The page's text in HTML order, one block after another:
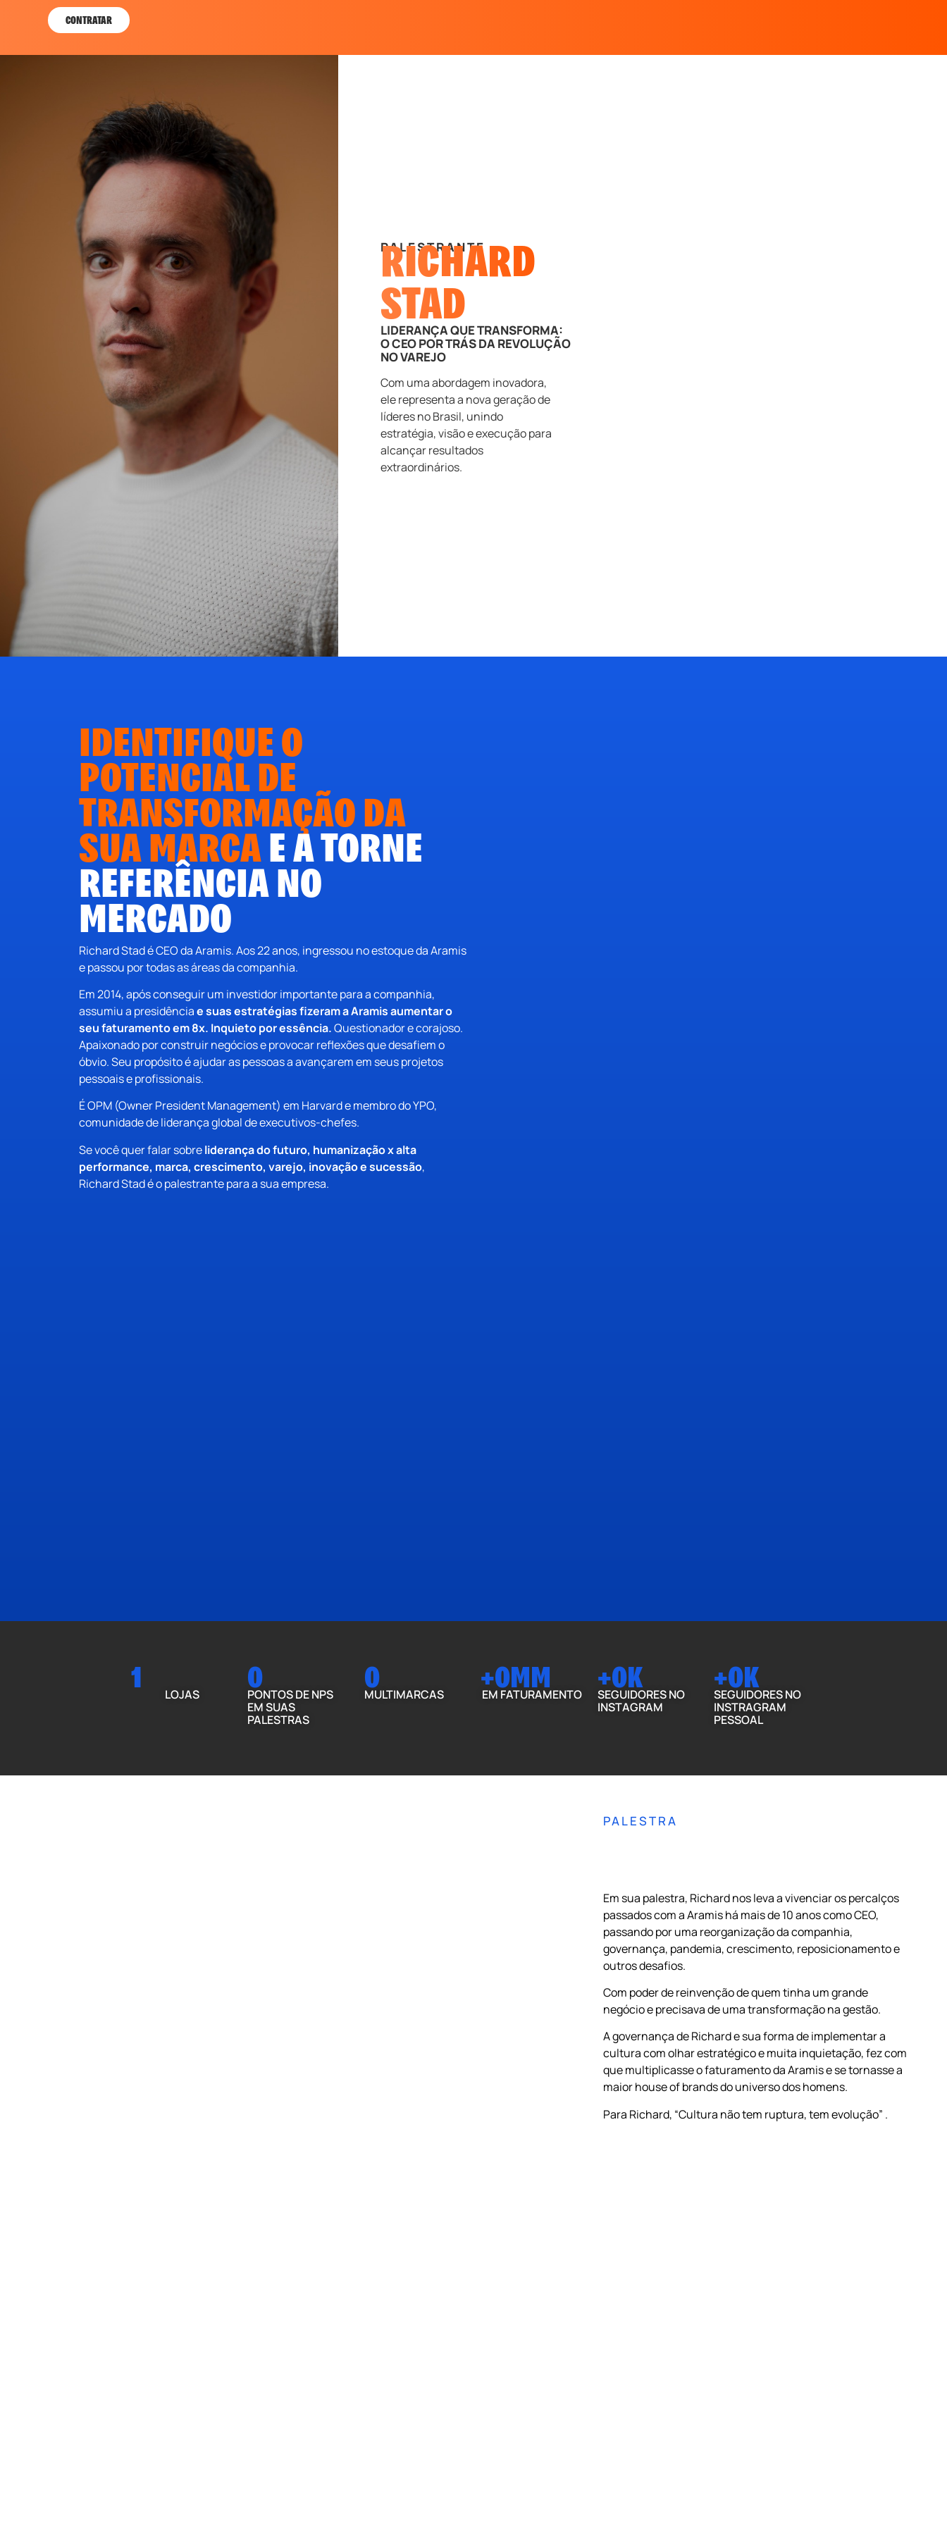
CONTRATAR
PALESTRANTE
RICHARD
STAD
LIDERANÇA QUE TRANSFORMA:
O CEO POR TRÁS DA REVOLUÇÃO
NO VAREJO
Com uma abordagem inovadora,
ele representa a nova geração de
líderes no Brasil, unindo
estratégia, visão e execução para
alcançar resultados
extraordinários.
IDENTIFIQUE O
POTENCIAL DE
TRANSFORMAÇÃO DA
SUA MARCAE A TORNE
REFERÊNCIA NO
MERCADO
Richard Stad é CEO da Aramis. Aos 22 anos, ingressou no estoque da Aramis
e passou por todas as áreas da companhia.
Em 2014, após conseguir um investidor importante para a companhia,
assumiu a presidênciae suas estratégias fizeram a Aramis aumentar o
seu faturamento em 8x. Inquieto por essência.Questionador e corajoso.
Apaixonado por construir negócios e provocar reflexões que desafiem o
óbvio. Seu propósito é ajudar as pessoas a avançarem em seus projetos
pessoais e profissionais.
ÉOPM (Owner President Management) em Harvard e membro do YPO,
comunidade de liderança global de executivos-chefes.
Se você quer falar sobreliderança do futuro, humanização x alta
performance, marca, crescimento, varejo, inovação e sucessão,
Richard Stad é o palestrante para a sua empresa.
LOJAS
1
PONTOS DE NPS
EM SUAS
PALESTRAS
0 MULTIMARCAS
0 EM FATURAMENTO
+0MM
SEGUIDORES NO
INSTAGRAM
+0K
SEGUIDORES NO
INSTRAGRAM
PESSOAL
+0K
PALESTRA
O PODER DA
Em sua palestra, Richard nos leva a vivenciar os percalços
passados com a Aramis há mais de 10 anos como CEO,
passando por uma reorganização da companhia,
governança, pandemia, crescimento, reposicionamento e
outros desafios.
Com poder de reinvenção de quem tinha um grande
negócio e precisava de uma transformação na gestão.
A governança de Richard e sua forma de implementar a
cultura com olhar estratégico e muita inquietação, fez com
que multiplicasse o faturamento da Aramis e se tornasse a
maior house of brands do universo dos homens.
Para Richard, “Cultura não tem ruptura, tem evolução” .